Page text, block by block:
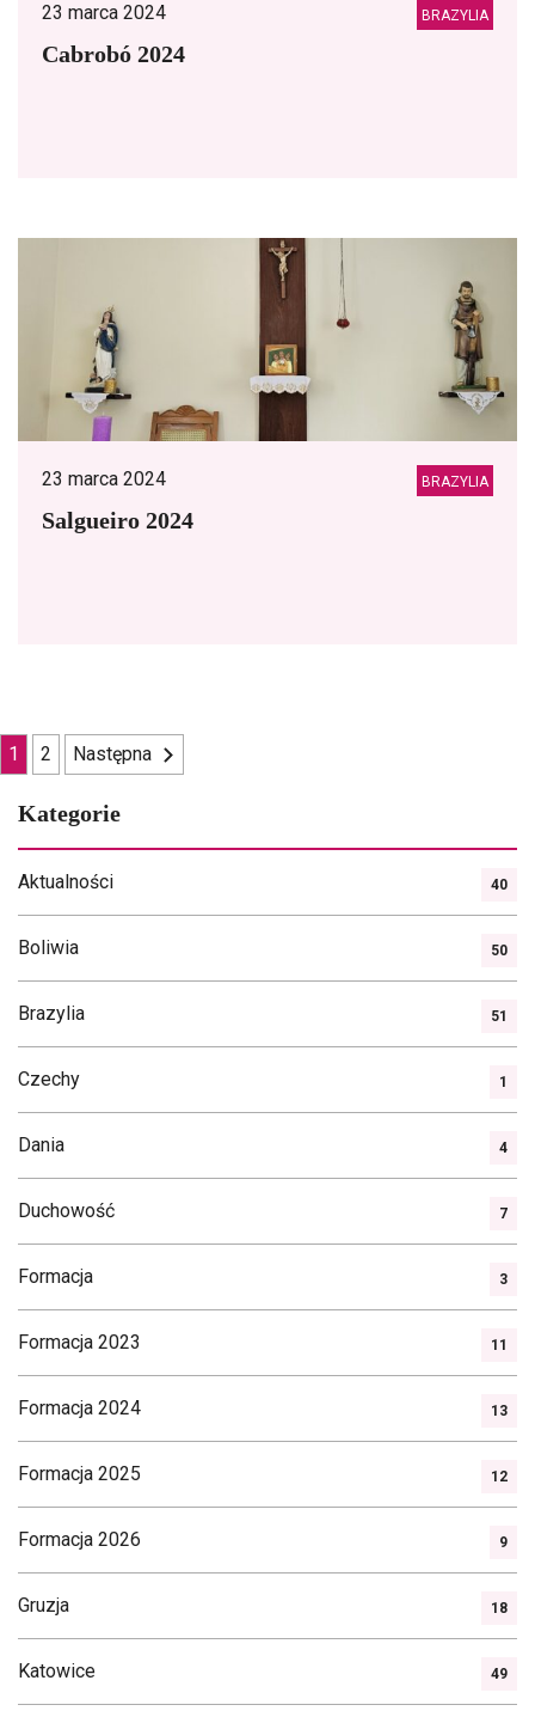
23 marca 2024 BRAZYLIA
Cabrobó 2024
23 marca 2024 BRAZYLIA
Salgueiro 2024
Nawigacja
po
wpisach
1 2 Następna
Kategorie
Aktualności 40
Boliwia 50
Brazylia 51
Czechy 1
Dania 4
Duchowość 7
Formacja 3
Formacja 2023 11
Formacja 2024 13
Formacja 2025 12
Formacja 2026 9
Gruzja 18
Katowice 49